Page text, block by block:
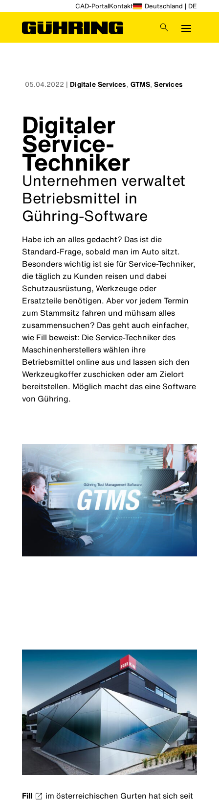
CAD-PortalKontakt Deutschland | DE
05.04.2022 |Digitale Services, GTMS,Services
Digitaler
Service-
Techniker
Unternehmen verwaltet
Betriebsmittel in
Gühring-Software
Habe ich an alles gedacht? Das ist die
Standard-Frage, sobald man im Auto sitzt.
Besonders wichtig ist sie für Service-Techniker,
die täglich zu Kunden reisen und dabei
Schutzausrüstung, Werkzeuge oder
Ersatzteile benötigen. Aber vor jedem Termin
zum Stammsitz fahren und mühsam alles
zusammensuchen? Das geht auch einfacher,
wie Fill beweist: Die Service-Techniker des
Maschinenherstellers wählen ihre
Betriebsmittel online aus und lassen sich den
Werkzeugkoffer zuschicken oder am Zielort
bereitstellen. Möglich macht das eine Software
von Gühring.
Fill
im österreichischen Gurten hat sich seit